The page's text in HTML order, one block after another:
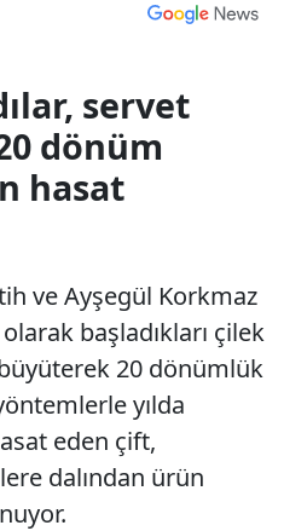
servet
dönüm
hasat
ve Ayşegül Korkmaz
başladıkları çilek
20 dönümlük
yılda
eden çift,
dalından ürün